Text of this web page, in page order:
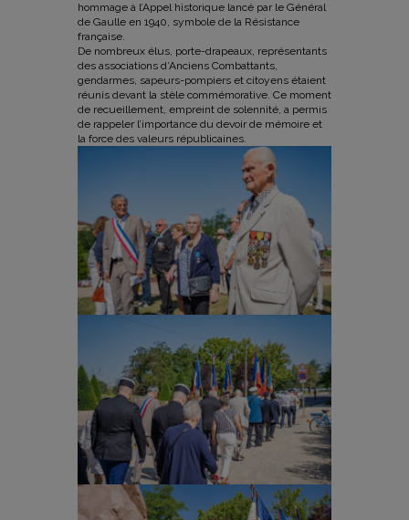
hommage à l’Appel historique lancé par le Général
de Gaulle en 1940, symbole de la Résistance
française.
De nombreux élus, porte-drapeaux, représentants
des associations d’Anciens Combattants,
gendarmes, sapeurs-pompiers et citoyens étaient
réunis devant la stèle commémorative. Ce moment
de recueillement, empreint de solennité, a permis
de rappeler l’importance du devoir de mémoire et
la force des valeurs républicaines.